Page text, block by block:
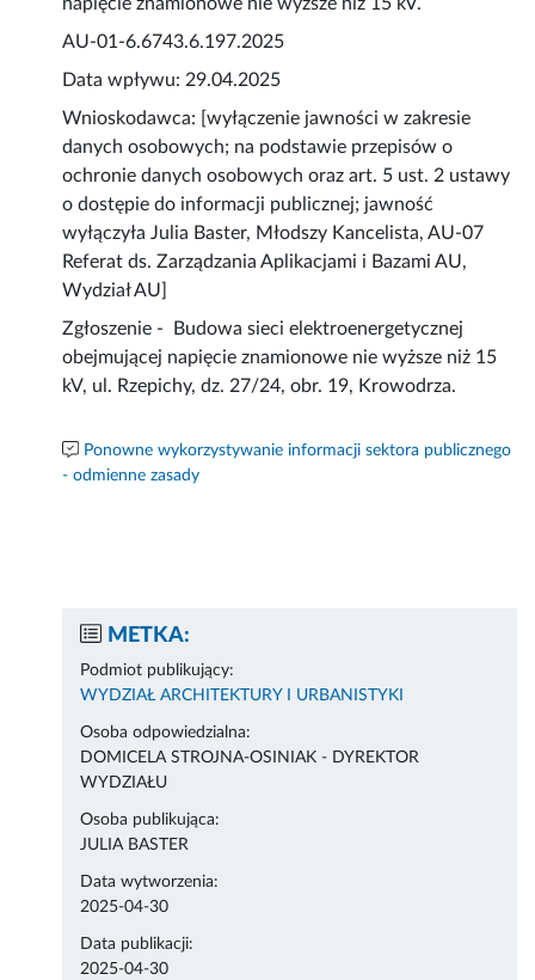
AU-01-6.6743.6.197.2025
Data wpływu: 29.04.2025
Wnioskodawca: [wyłączenie jawności w zakresie
danych osobowych; na podstawie przepisów o
ochronie danych osobowych oraz art. 5 ust. 2 ustawy
o dostępie do informacji publicznej; jawność
wyłączyła Julia Baster, Młodszy Kancelista, AU-07
Referat ds. Zarządzania Aplikacjami i Bazami AU,
Wydział AU]
Zgłoszenie - Budowa sieci elektroenergetycznej
obejmującej napięcie znamionowe nie wyższe niż 15
kV, ul. Rzepichy, dz. 27/24, obr. 19, Krowodrza.
Ponowne wykorzystywanie informacji sektora publicznego
- odmienne zasady
METKA:
Podmiot publikujący:
WYDZIAŁ ARCHITEKTURY I URBANISTYKI
Osoba odpowiedzialna:
DOMICELA STROJNA-OSINIAK - DYREKTOR
WYDZIAŁU
Osoba publikująca:
JULIA BASTER
Data wytworzenia:
2025-04-30
Data publikacji:
2025-04-30